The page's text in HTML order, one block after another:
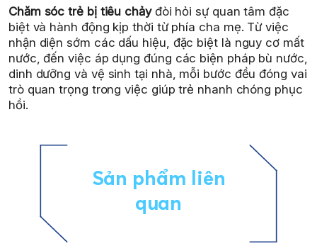
Chăm sóc trẻ bị tiêu chảyđòi hỏi sự quan tâm đặc
biệt và hành động kịp thời từ phía cha mẹ. Từ việc
nhận diện sớm các dấu hiệu, đặc biệt là nguy cơ mất
nước, đến việc áp dụng đúng các biện pháp bù nước,
dinh dưỡng và vệ sinh tại nhà, mỗi bước đều đóng vai
trò quan trọng trong việc giúp trẻ nhanh chóng phục
hồi.
Sản phẩm liên
quan